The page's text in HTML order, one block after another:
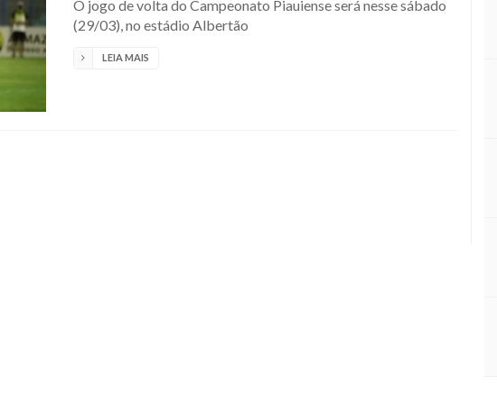
O jogo de volta do Campeonato Piauiense será nesse sábado
(29/03), no estádio Albertão
LEIA MAIS